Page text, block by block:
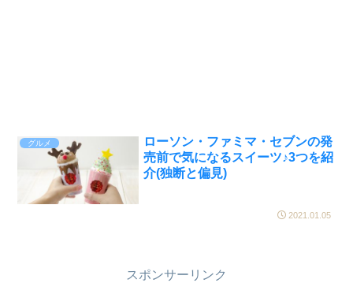
グルメ
ローソン・ファミマ・セブンの発
売前で気になるスイーツ♪3つを紹
介(独断と偏見)
2021.01.05
スポンサーリンク